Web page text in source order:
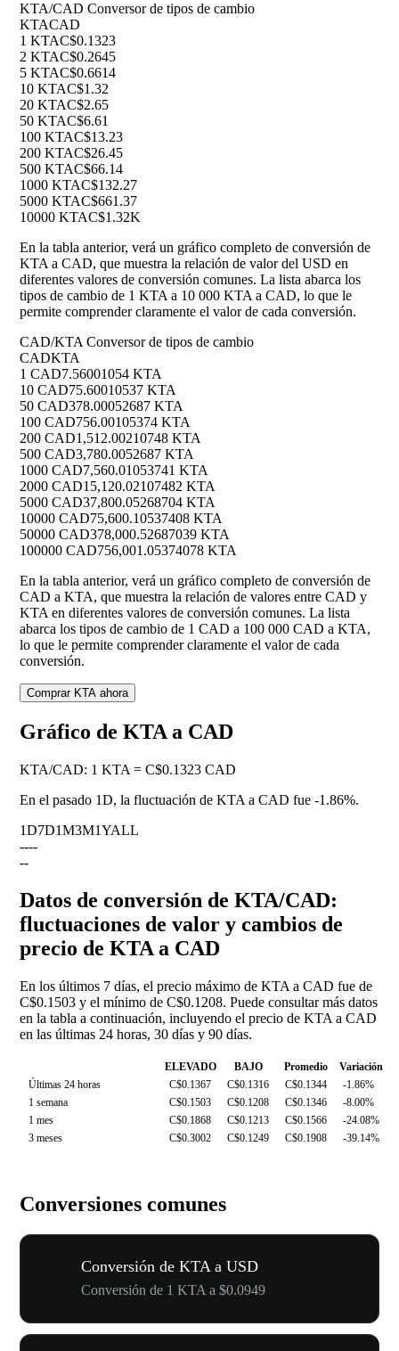
KTA/CAD Conversor de tipos de cambio
KTACAD
1 KTAC$0.1323
2 KTAC$0.2645
5 KTAC$0.6614
10 KTAC$1.32
20 KTAC$2.65
50 KTAC$6.61
100 KTAC$13.23
200 KTAC$26.45
500 KTAC$66.14
1000 KTAC$132.27
5000 KTAC$661.37
10000 KTAC$1.32K
En la tabla anterior, verá un gráfico completo de conversión de
KTA a CAD, que muestra la relación de valor del USD en
diferentes valores de conversión comunes. La lista abarca los
tipos de cambio de 1 KTA a 10 000 KTA a CAD, lo que le
permite comprender claramente el valor de cada conversión.
CAD/KTA Conversor de tipos de cambio
CADKTA
1 CAD7.56001054 KTA
10 CAD75.60010537 KTA
50 CAD378.00052687 KTA
100 CAD756.00105374 KTA
200 CAD1,512.00210748 KTA
500 CAD3,780.0052687 KTA
1000 CAD7,560.01053741 KTA
2000 CAD15,120.02107482 KTA
5000 CAD37,800.05268704 KTA
10000 CAD75,600.10537408 KTA
50000 CAD378,000.52687039 KTA
100000 CAD756,001.05374078 KTA
En la tabla anterior, verá un gráfico completo de conversión de
CAD a KTA, que muestra la relación de valores entre CAD y
KTA en diferentes valores de conversión comunes. La lista
abarca los tipos de cambio de 1 CAD a 100 000 CAD a KTA,
lo que le permite comprender claramente el valor de cada
conversión.
Comprar KTA ahora
Gráfico de KTA a CAD
KTA/CAD: 1 KTA = C$0.1323 CAD
En el pasado 1D, la fluctuación de KTA a CAD fue -1.86%.
1D7D1M3M1YALL
----
--
Datos de conversión de KTA/CAD:
fluctuaciones de valor y cambios de
precio de KTA a CAD
En los últimos 7 días, el precio máximo de KTA a CAD fue de
C$0.1503 y el mínimo de C$0.1208. Puede consultar más datos
en la tabla a continuación, incluyendo el precio de KTA a CAD
en las últimas 24 horas, 30 días y 90 días.
ELEVADO BAJO Promedio
Variación
Últimas 24 horas
C$0.1367 C$0.1316 C$0.1344
-1.86%
1 semana
C$0.1503 C$0.1208 C$0.1346
-8.00%
1 mes
C$0.1868 C$0.1213 C$0.1566
-24.08%
3 meses
C$0.3002 C$0.1249 C$0.1908 -39.14%
Conversiones comunes
Conversión de KTA a USD
Conversión de 1 KTA a $0.0949